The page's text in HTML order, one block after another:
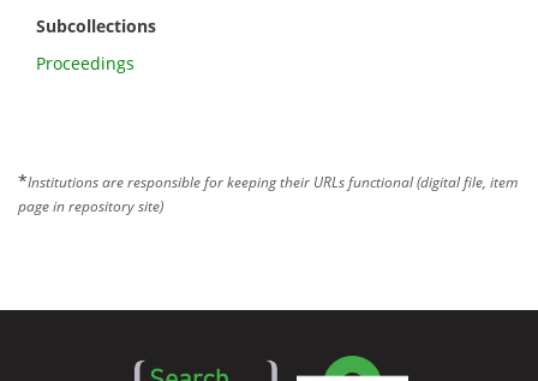
Subcollections
Proceedings
*Institutions are responsible for keeping their URLs functional (digital file, item
page in repository site)